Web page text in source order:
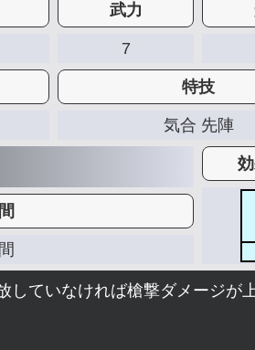
武力
7
特技
気合 先陣
していなければ槍撃ダメージが